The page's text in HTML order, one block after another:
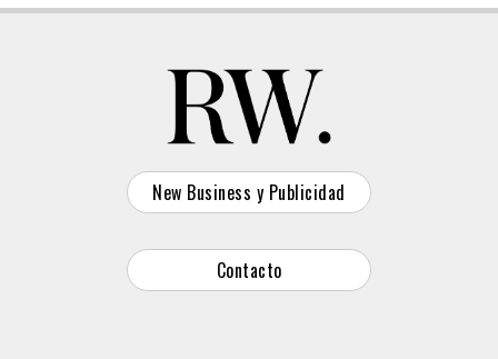
New Business y Publicidad
Contacto